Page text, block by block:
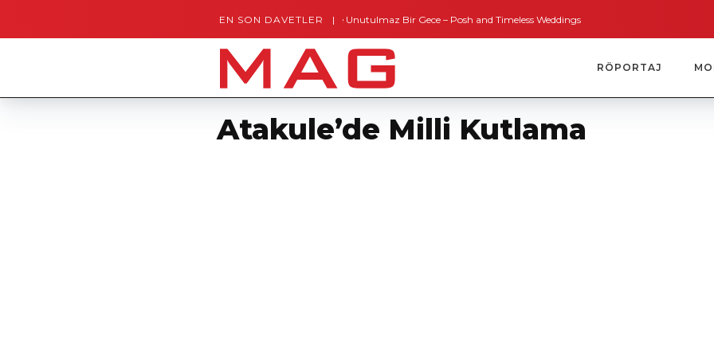
EN SON DAVETLER
Gaziantep’te Unutulmaz Bir Gece – Posh and Timeless Weddings Bodrum’dan İngiltere’ye Kısa Bir
RÖPORTAJ
Atakule’de Milli Kutlama